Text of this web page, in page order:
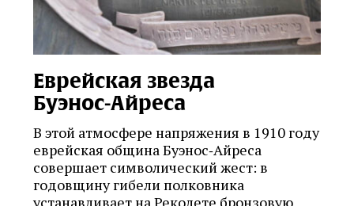
Еврейская звезда
Буэнос‑Айреса
В этой атмосфере напряжения в 1910 году
еврейская община Буэнос‑Айреса
совершает символический жест: в
годовщину гибели полковника
устанавливает на Реколете бронзовую